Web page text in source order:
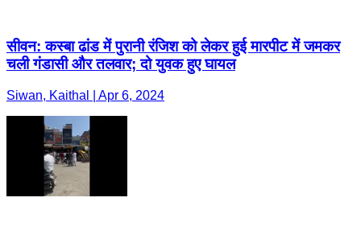
सीवन: कस्बा ढांड में पुरानी रंजिश को लेकर हुई मारपीट में जमकर
चली गंडासी और तलवार; दो युवक हुए घायल
Siwan, Kaithal | Apr 6, 2024